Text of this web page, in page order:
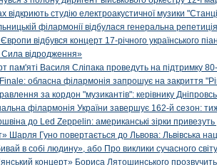
відкриють студію електроакустичної музики
філармонії відбулася генеральна
відбувся концерт 17-річного українського
відродження»
пам'яті Василя Сліпака проведуть на підтримку
обласна філармонія запрошує на закриття
за кордон "музикантів": керівнику
філармонія України завершує 162-й сезон:
до Led Zeppelin: американські зірки
Шарля Гуно повертається до Львова: Львівська
в собі людину», або Про виклики сучасного світу
концерт» Бориса Лятошинського